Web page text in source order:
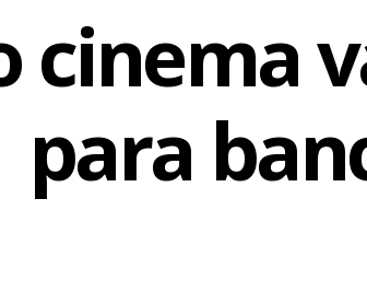
cinema
para